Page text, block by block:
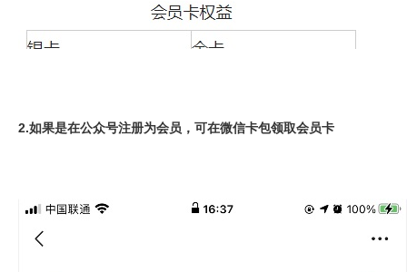
2.如果是在公众号注册为会员，可在微信卡包领取会员卡